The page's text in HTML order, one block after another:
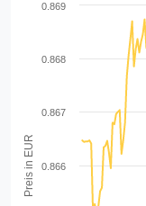
Preis in EUR 0.866
0.867
0.868
0.869